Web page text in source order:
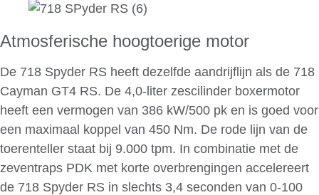
Atmosferische hoogtoerige motor
De 718 Spyder RS heeft dezelfde aandrijflijn als de 718
Cayman GT4 RS. De 4,0-liter zescilinder boxermotor
heeft een vermogen van 386 kW/500 pk en is goed voor
een maximaal koppel van 450 Nm. De rode lijn van de
toerenteller staat bij 9.000 tpm. In combinatie met de
zeventraps PDK met korte overbrengingen accelereert
de 718 Spyder RS in slechts 3,4 seconden van 0-100